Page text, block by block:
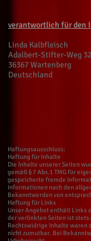
verantwortlich für den
Linda Kalbfleisch
Adalbert-Stifter-Weg 32
36367 Wartenberg
Deutschland
Haftungsausschluss:
Haftung für Inhalte
Die Inhalte unserer Seiten
gemäß § 7 Abs.1 TMG für
gespeicherte fremde
Informationen nach den
Bekanntwerden von
Haftung für Links
Unser Angebot enthält Links
der verlinkten Seiten ist
Rechtswidrige Inhalte waren
nicht zumutbar. Bei